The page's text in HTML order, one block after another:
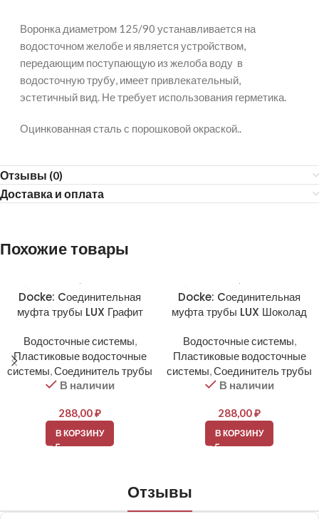
Воронка диаметром 125/90 устанавливается на
водосточном желобе и является устройством,
передающим поступающую из желоба воду в
водосточную трубу, имеет привлекательный,
эстетичный вид. Не требует использования герметика.
Оцинкованная сталь с порошковой окраской..
Отзывы (0)
Доставка и оплата
Похожие товары
Docke: Cоединительная
муфта трубы LUX Графит
Водосточные системы,
Пластиковые водосточные
системы,Соединитель трубы
В наличии
288,00₽
В КОРЗИНУ
Docke: Cоединительная
муфта трубы LUX Шоколад
Водосточные системы,
Пластиковые водосточные
системы,Соединитель трубы
В наличии
288,00₽
В КОРЗИНУ
Отзывы